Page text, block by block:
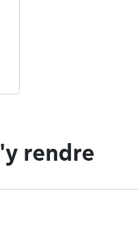
rendre